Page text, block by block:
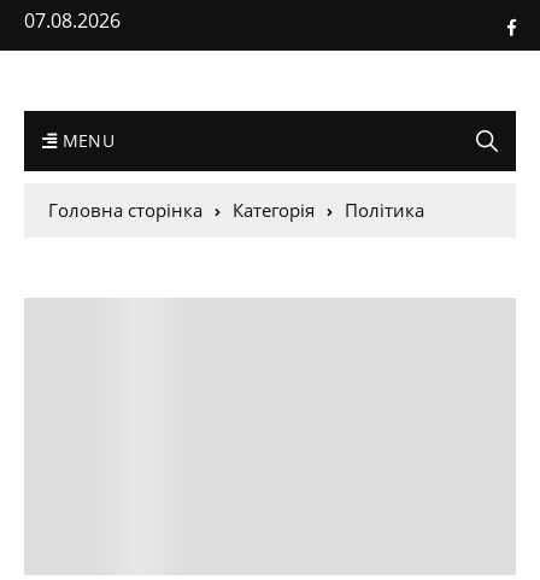
07.08.2026
MENU
Головна сторінка Категорія Політика